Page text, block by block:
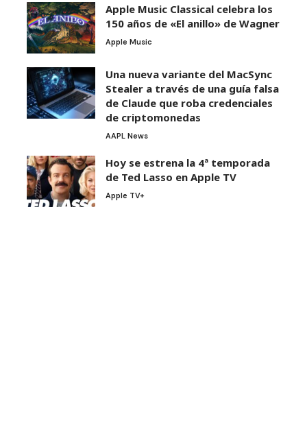
Apple Music Classical celebra los
150 años de «El anillo» de Wagner
Apple Music
Una nueva variante del MacSync
Stealer a través de una guía falsa
de Claude que roba credenciales
de criptomonedas
AAPL News
Hoy se estrena la 4ª temporada
de Ted Lasso en Apple TV
Apple TV+